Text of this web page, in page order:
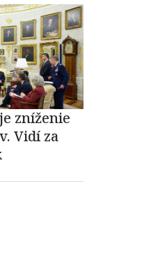
zníženie
Vidí za